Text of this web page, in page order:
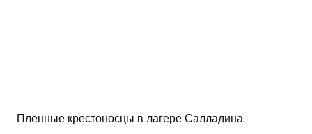
Пленные крестоносцы в лагере Салладина.